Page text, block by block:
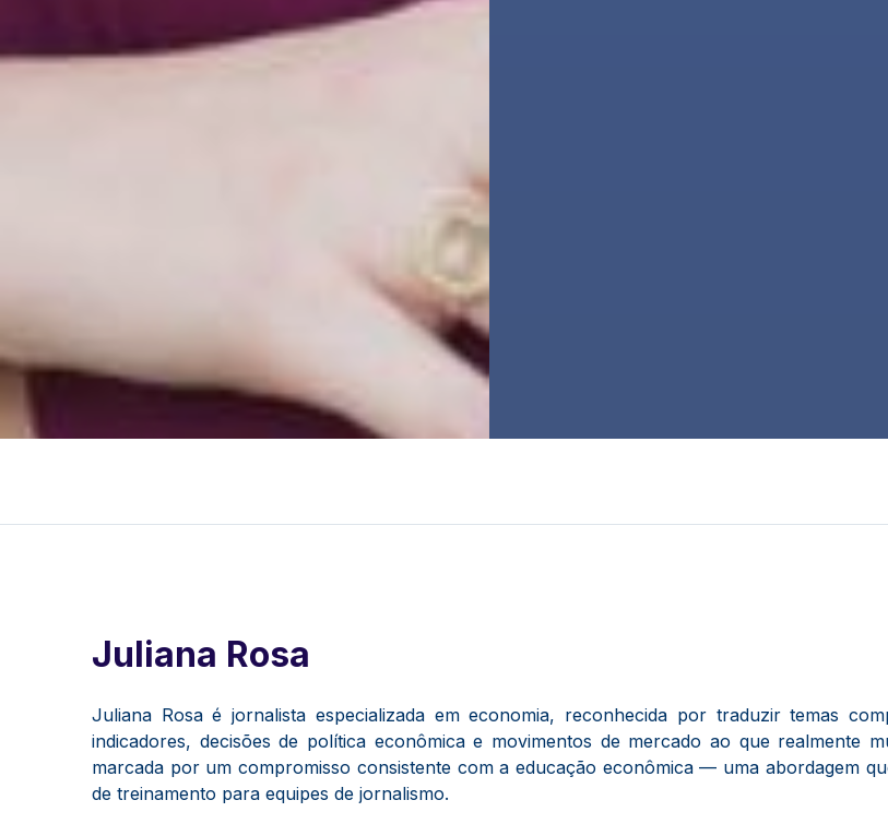
Juliana Rosa
Juliana Rosa é jornalista especializada em economia, reconhecida por traduzir temas
indicadores, decisões de política econômica e movimentos de mercado ao que realmente
marcada por um compromisso consistente com a educação econômica — uma abordagem
de treinamento para equipes de jornalismo.